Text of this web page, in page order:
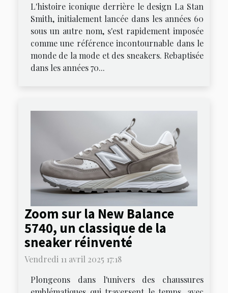
L'histoire iconique derrière le design La Stan
Smith, initialement lancée dans les années 60
sous un autre nom, s'est rapidement imposée
comme une référence incontournable dans le
monde de la mode et des sneakers. Rebaptisée
dans les années 70...
Zoom sur la New Balance
5740, un classique de la
sneaker réinventé
Vendredi 11 avril 2025 17:18
Plongeons dans l'univers des chaussures